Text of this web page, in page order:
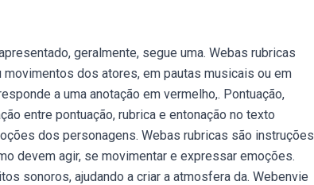
geralmente, segue uma. Webas rubricas
dos atores, em pautas musicais ou em
a uma anotação em vermelho,. Pontuação,
entre pontuação, rubrica e entonação no texto
dos personagens. Webas rubricas são instruções
devem agir, se movimentar e expressar emoções.
sonoros, ajudando a criar a atmosfera da. Webenvie